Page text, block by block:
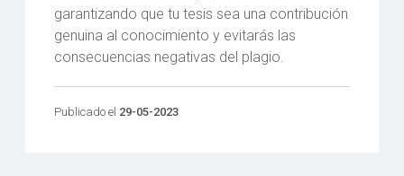
garantizando que tu tesis sea una contribución
genuina al conocimiento y evitarás las
consecuencias negativas del plagio.
Publicado el 29-05-2023